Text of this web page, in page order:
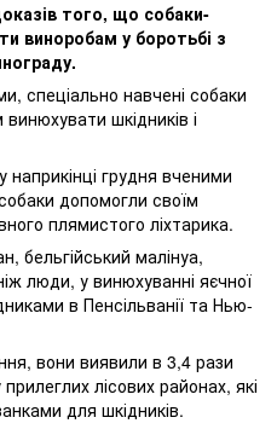
того, що собаки-
виноробам у боротьбі з
спеціально навчені собаки
шкідників і
наприкінці грудня вченими
допомогли своїм
плямистого ліхтарика.
бельгійський малінуа,
люди, у винюхуванні яєчної
в Пенсільванії та Нью-
вони виявили в 3,4 рази
лісових районах, які
для шкідників.